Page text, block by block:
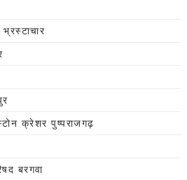
क्रेशर पुष्पराजगढ़
बरगवा